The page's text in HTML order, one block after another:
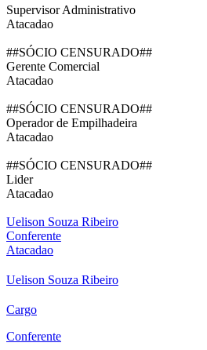
Supervisor Administrativo
Atacadao
##SÓCIO CENSURADO##
Gerente Comercial
Atacadao
##SÓCIO CENSURADO##
Operador de Empilhadeira
Atacadao
##SÓCIO CENSURADO##
Lider
Atacadao
Uelison Souza Ribeiro
Conferente
Atacadao
Uelison Souza Ribeiro
Cargo
Conferente